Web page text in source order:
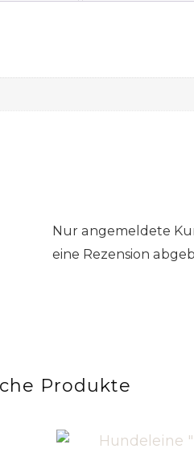
Nur angemeldete
eine Rezension
Produkte